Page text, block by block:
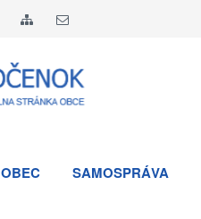
OBEC SAMOSPRÁVA